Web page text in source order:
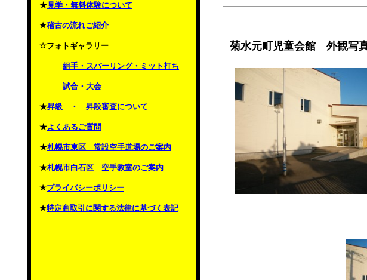
菊水元町児童会館 外観写
★見学・無料体験について
★稽古の流れご紹介
☆フォトギャラリー
組手・スパーリング・ミット打ち
試合・大会
★昇級 ・ 昇段審査について
★よくあるご質問
★札幌市東区 常設空手道場のご案内
★札幌市白石区 空手教室のご案内
★プライバシーポリシー
★特定商取引に関する法律に基づく表記